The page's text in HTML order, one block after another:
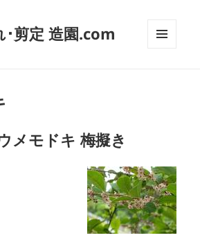
･剪定 造園.com
メモドキ 梅擬き